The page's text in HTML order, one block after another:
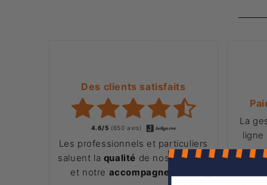
Des clients satisfaits
4.6/5 (650 avis)
Les professionnels et particuliers
saluent la qualité de nos produits
et notre accompagnement
La
ligne